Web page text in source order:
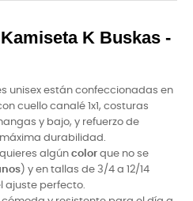
K Buskas -
unisex están confeccionadas en
cuello canalé 1x1, costuras
y bajo, y refuerzo de
durabilidad.
algún color que no se
) y en tallas de 3/4 a 12/14
ajuste perfecto.